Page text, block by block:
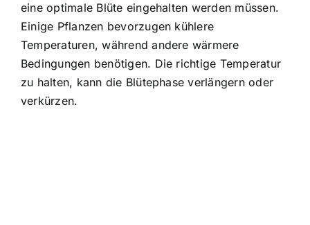
eine optimale Blüte eingehalten werden müssen.
Einige Pflanzen bevorzugen kühlere
Temperaturen, während andere wärmere
Bedingungen benötigen. Die richtige Temperatur
zu halten, kann die Blütephase verlängern oder
verkürzen.